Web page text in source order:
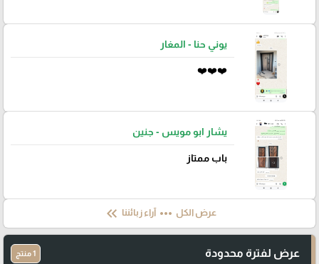
يوني حنا - المغار
❤️❤️❤️
يشار ابو مويس - جنين
باب ممتاز
عرض الكل more_horiz آراء زبائننا keyboard_double_arrow_left
عرض لفترة محدودة 1 منتج